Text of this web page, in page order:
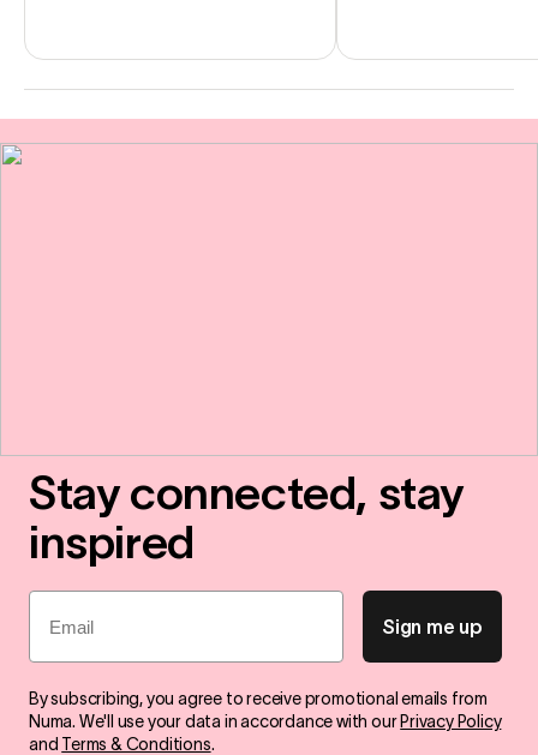
Stay connected, stay
inspired
Email
Sign me up
By subscribing, you agree to receive promotional emails from
Numa. We'll use your data in accordance with our Privacy Policy
and Terms & Conditions.